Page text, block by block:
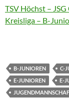
TSV Höchst –
Kreisliga – B-
B-JUNIOREN C-
E-JUNIOREN
E-